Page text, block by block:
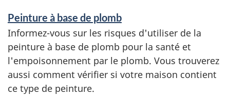
Peinture à base de plomb
Informez-vous sur les risques d'utiliser de la
peinture à base de plomb pour la santé et
l'empoisonnement par le plomb. Vous trouverez
aussi comment vérifier si votre maison contient
ce type de peinture.